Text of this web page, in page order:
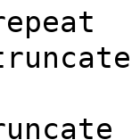
to
>